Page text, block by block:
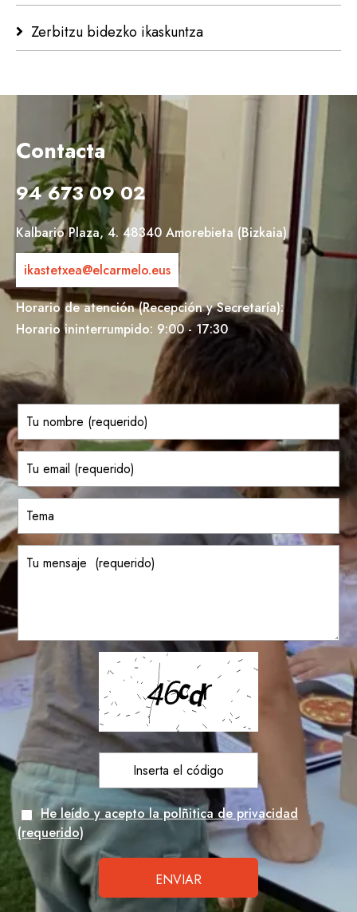
Zerbitzu bidezko ikaskuntza
Contacta
94 673 09 02
Kalbario Plaza, 4. 48340 Amorebieta (Bizkaia)
ikastetxea@elcarmelo.eus
Horario de atención (Recepción y Secretaría):
Horario ininterrumpido: 9:00 - 17:30
He leído y acepto la polñitica de privacidad
(requerido)